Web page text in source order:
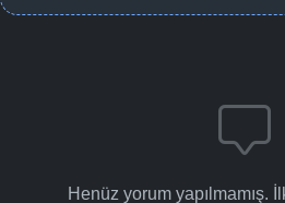
Henüz yorum yapılmamış.